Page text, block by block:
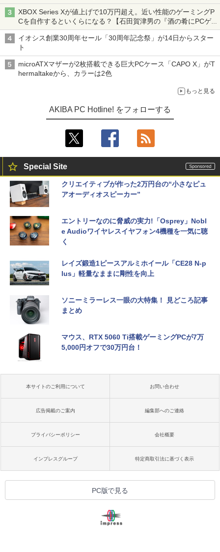
XBOX Series Xが値上げで10万円超え。近い性能のゲーミングP
Cを自作するといくらになる？【石田賀津男の『酒の肴にPCゲ
ーム』】
イオシス創業30周年セール「30周年記念祭」が14日からスター
ト
microATXマザーが2枚搭載できる巨大PCケース「CAPO X」がT
hermaltakeから、カラーは2色
もっと見る
AKIBA PC Hotline! をフォローする
Special Site
クリエイティブが作った2万円台の“小さなピュ
アオーディオスピーカー”
エントリーなのに脅威の実力!「Osprey」Nobl
e Audioワイヤレスイヤフォン4機種を一気に聴
く
レイズ鍛造1ピースアルミホイール「CE28 N-p
lus」軽量なままに剛性を向上
ソニーミラーレス一眼の大特集！ 見どころ記事
まとめ
マウス、RTX 5060 Ti搭載ゲーミングPCが7万
5,000円オフで30万円台！
本サイトのご利用について お問い合わせ
広告掲載のご案内 編集部へのご連絡
プライバシーポリシー 会社概要
インプレスグループ 特定商取引法に基づく表示
PC版で見る